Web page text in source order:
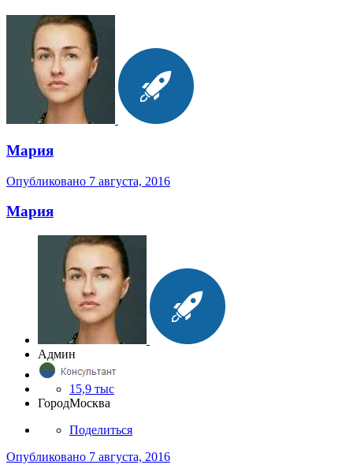
Мария
Опубликовано 7 августа, 2016
Мария
Админ
15,9 тыс
ГородМосква
Поделиться
Опубликовано 7 августа, 2016